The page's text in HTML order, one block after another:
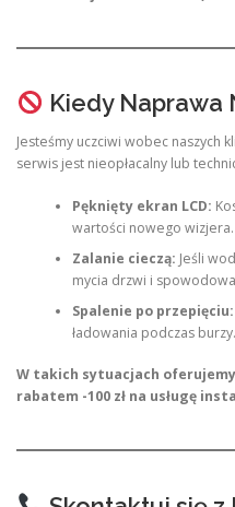
Kiedy Naprawa
Jesteśmy uczciwi wobec naszych
serwis jest nieopłacalny lub
Pęknięty ekran LCD:
wartości nowego wizjera.
Zalanie cieczą: Jeśli
mycia drzwi i
Spalenie po przepięciu:
ładowania podczas burzy.
W takich sytuacjach
rabatem -100 zł na usługę